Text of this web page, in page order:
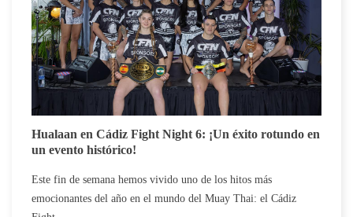
Hualaan en Cádiz Fight Night 6: ¡Un éxito rotundo en
un evento histórico!
Este fin de semana hemos vivido uno de los hitos más
emocionantes del año en el mundo del Muay Thai: el Cádiz